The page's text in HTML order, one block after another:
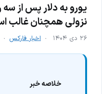
یورو به دلار پس از
نزولی همچنان غالب
۲۶ دی ۱۴۰۴ اخبار فارکس
خلاصه خبر